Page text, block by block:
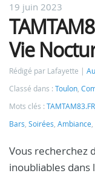
19 juin 2023
Vie
Rédigé par Lafayette
Classé dans : Toulon,
Mots clés : TAMTAM83.FR
Bars, Soirées, Ambiance,
Vous recherchez
inoubliables